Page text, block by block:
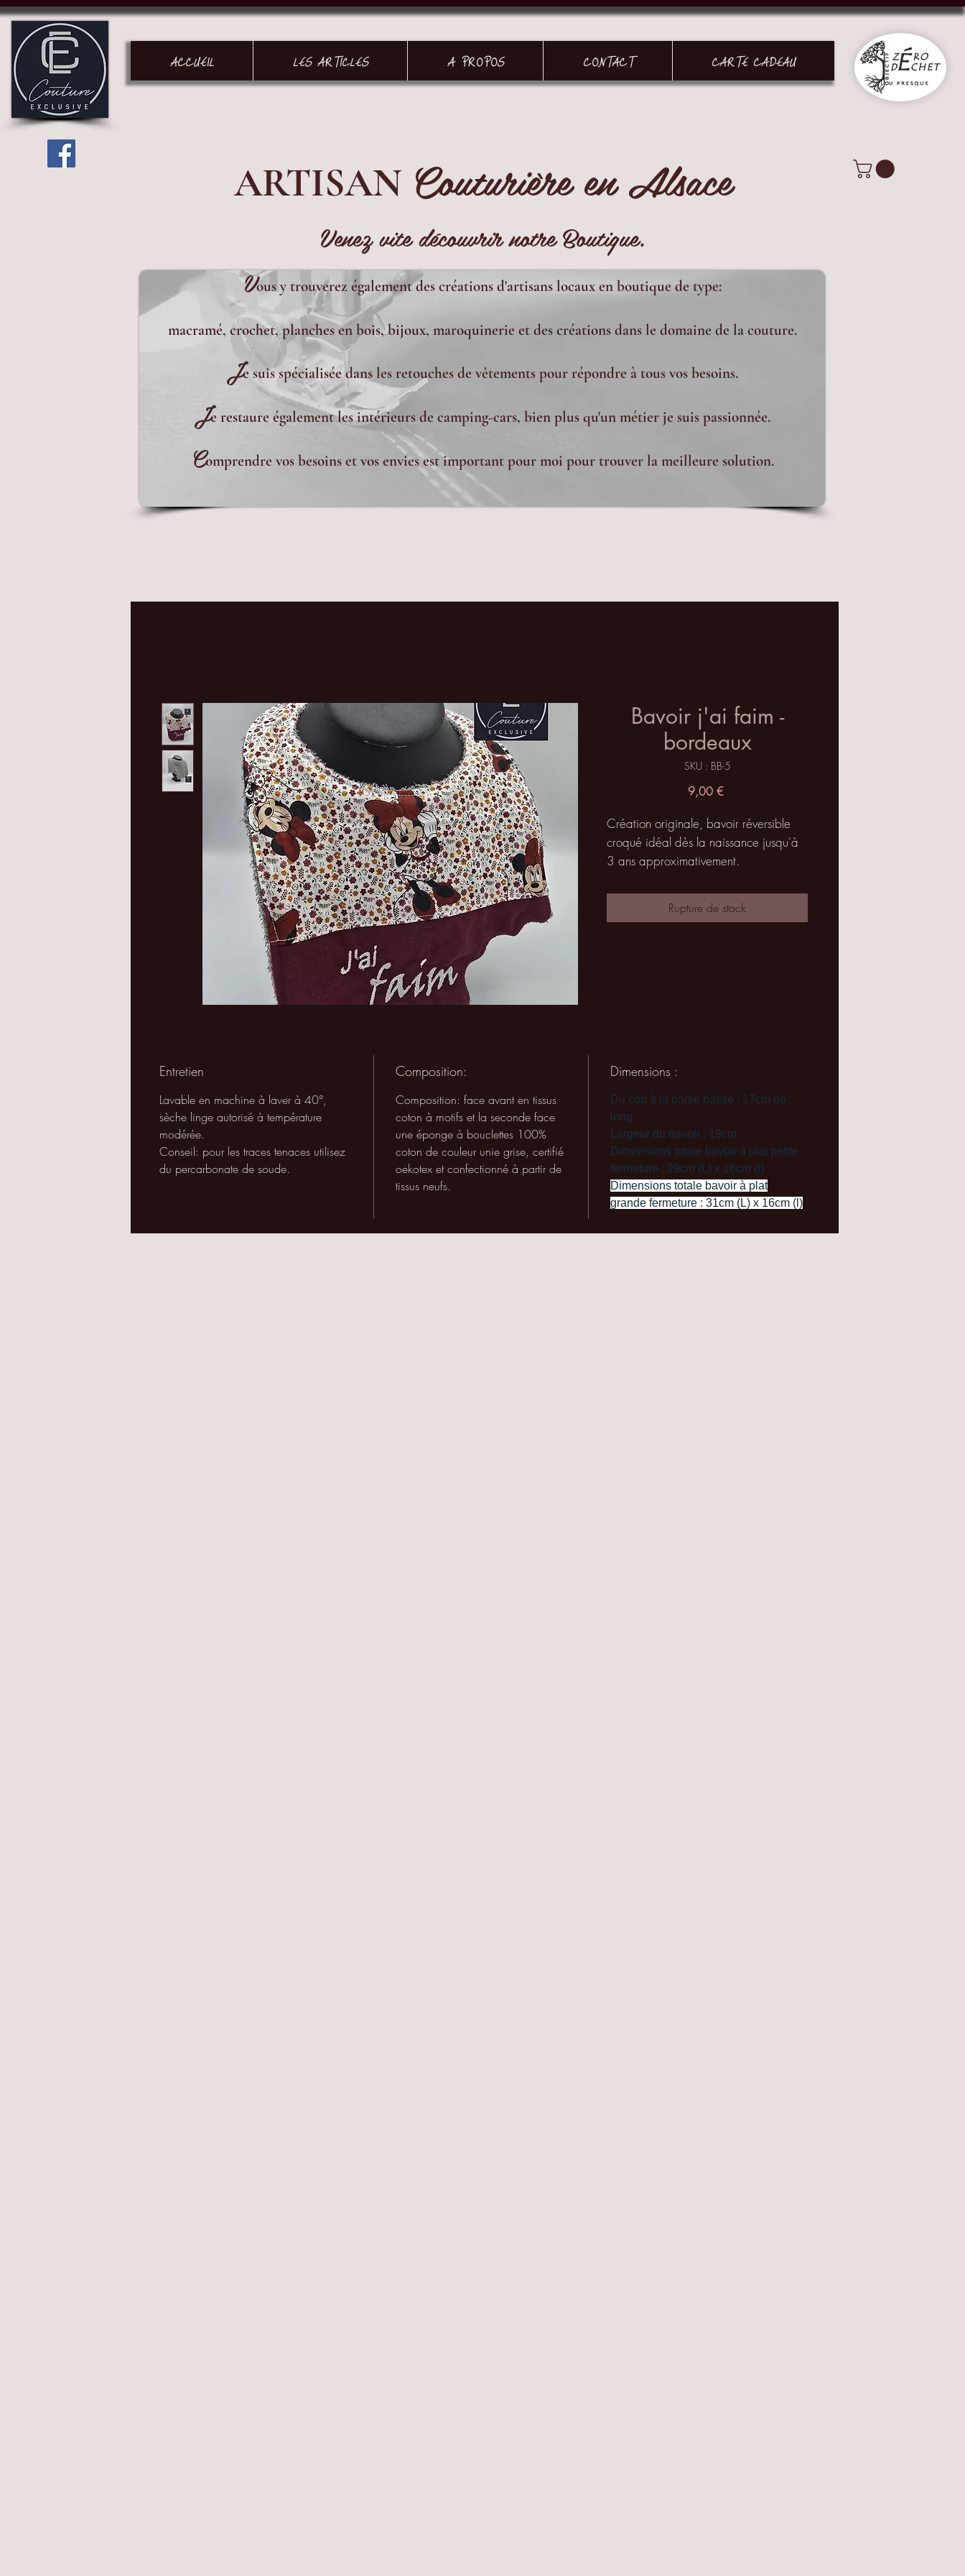
ACCUEIL LES ARTICLES A PROPOS CONTACT CARTE CADEAU
ARTISAN Couturière en Alsace
Venez vite découvrir notre Boutique.
Vous y trouverez également des créations d'artisans locaux en boutique de type:
macramé, crochet, planches en bois, bijoux, maroquinerie et des créations dans le domaine de la couture.
Je suis spécialisée dans les retouches de vêtements pour répondre à tous vos besoins.
Je restaure également les intérieurs de camping-cars, bien plus qu'un métier je suis passionnée.
Comprendre vos besoins et vos envies est important pour moi pour trouver la meilleure solution.
Bavoir j'ai faim -
bordeaux
SKU : BB-5
9,00 €Prix
Création originale, bavoir réversible
croqué idéal dès la naissance jusqu'à
3 ans approximativement.
plastique, suivant l'évolution de
Rupture de stock
Entretien
Lavable en machine à laver à 40°,
sèche linge autorisé à température
modérée.
Conseil: pour les traces tenaces utilisez
du percarbonate de soude.
Composition:
Composition: face avant en tissus
coton à motifs et la seconde face
une éponge à bouclettes 100%
coton de couleur unie grise, certifié
oekotex et confectionné à partir de
tissus neufs.
Dimensions :
Du cou à la partie basse : 17cm de
long
Largeur du bavoir : 19cm
Dimensions totale bavoir à plat petite
fermeture : 29cm (L) x 16cm (l)
Dimensions totale bavoir à plat
grande fermeture : 31cm (L) x 16cm (l)